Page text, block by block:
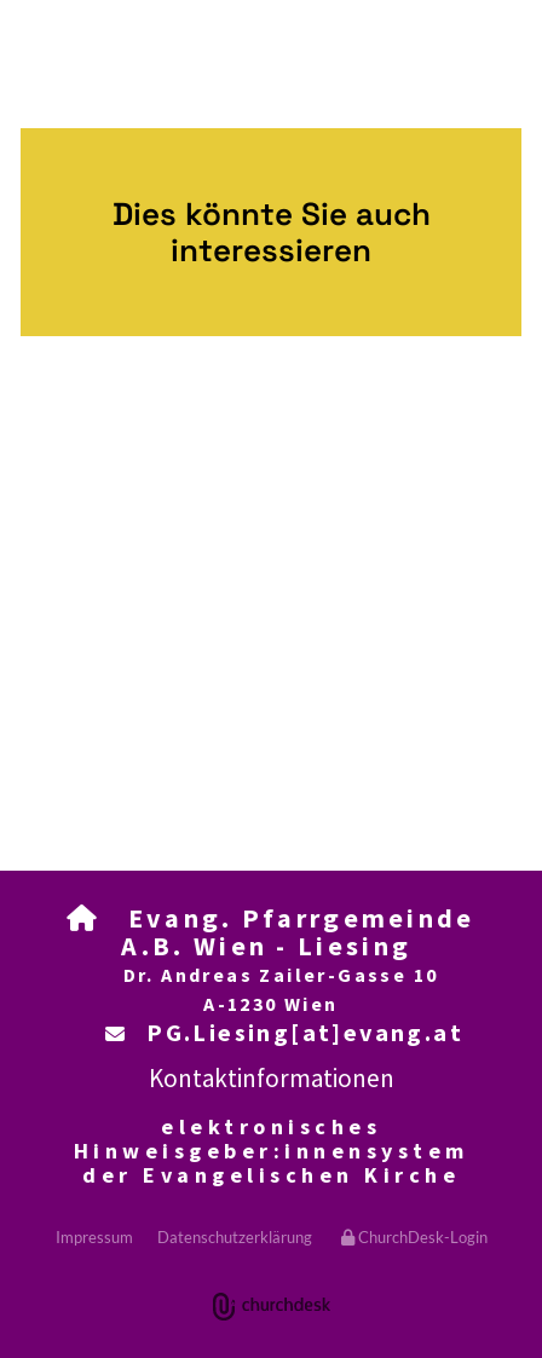
Dies könnte Sie auch
interessieren

Evang. Pfarrgemeinde
A.B. Wien - Liesing
Dr. Andreas Zailer-Gasse 10
A-1230 Wien
 PG.Liesing[at]evang.at
Kontaktinformationen
elektronisches
Hinweisgeber:innensystem
der Evangelischen Kirche
Impressum Datenschutzerklärung ChurchDesk-Login